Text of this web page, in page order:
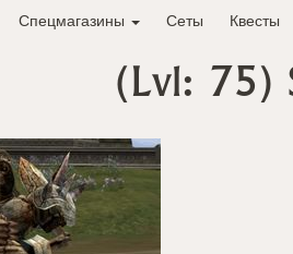
Спецмагазины Сеты Квесты
(Lvl: 75)